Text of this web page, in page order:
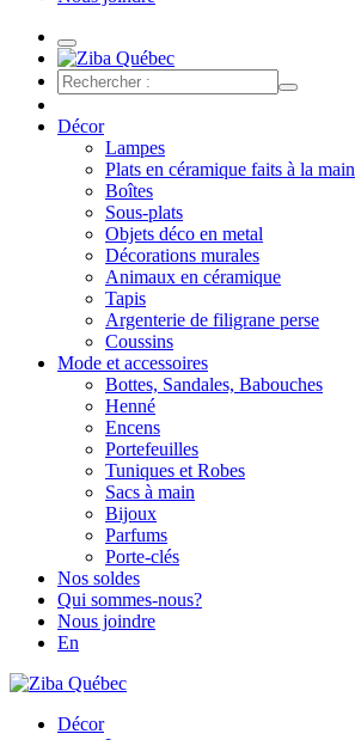
Décor
Lampes
Plats en céramique faits à la main
Boîtes
Sous-plats
Objets déco en metal
Décorations murales
Animaux en céramique
Tapis
Argenterie de filigrane perse
Coussins
Mode et accessoires
Bottes, Sandales, Babouches
Henné
Encens
Portefeuilles
Tuniques et Robes
Sacs à main
Bijoux
Parfums
Porte-clés
Nos soldes
Qui sommes-nous?
Nous joindre
En
Décor